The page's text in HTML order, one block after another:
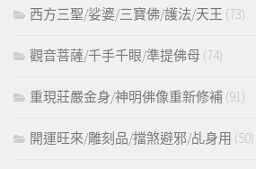
西方三聖/娑婆/三寶佛/護法/天王 (73)
觀音菩薩/千手千眼/準提佛母 (74)
重現莊嚴金身/神明佛像重新修補 (91)
開運旺來/雕刻品/擋煞避邪/乩身用 (50)